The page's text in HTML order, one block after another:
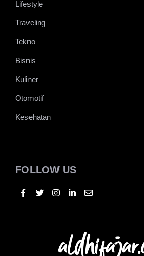
CATEGORIES
Lifestyle
Traveling
Tekno
Bisnis
Kuliner